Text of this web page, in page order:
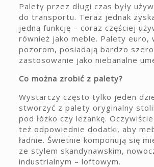
Palety przez długi czas były
do transportu. Teraz jednak
jedną funkcję – coraz częściej
również jako meble. Palety euro,
pozorom, posiadają bardzo
zastosowanie jako niebanalne
Co można zrobić z palety?
Wystarczy często tylko jeden
stworzyć z palety oryginalny
pod łóżko czy leżankę.
też odpowiednie dodatki, aby
ładnie. Świetnie komponują się
ze stylem skandynawskim,
industrialnym – loftowym.